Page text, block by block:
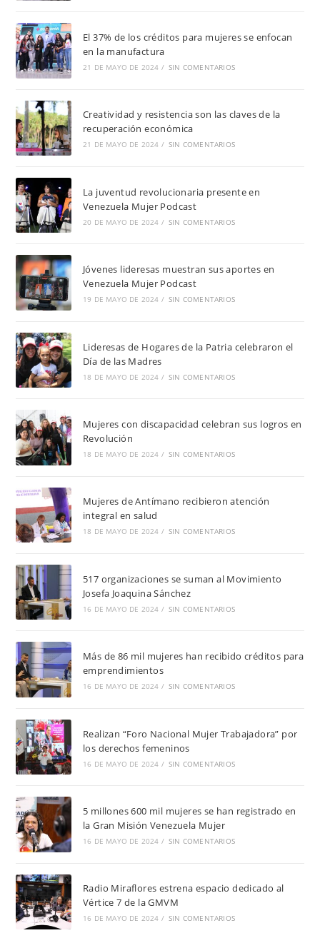
El 37% de los créditos para mujeres se enfocan
en la manufactura
21 DE MAYO DE 2024 / SIN COMENTARIOS
Creatividad y resistencia son las claves de la
recuperación económica
21 DE MAYO DE 2024 / SIN COMENTARIOS
La juventud revolucionaria presente en
Venezuela Mujer Podcast
20 DE MAYO DE 2024 / SIN COMENTARIOS
Jóvenes lideresas muestran sus aportes en
Venezuela Mujer Podcast
19 DE MAYO DE 2024 / SIN COMENTARIOS
Lideresas de Hogares de la Patria celebraron el
Día de las Madres
18 DE MAYO DE 2024 / SIN COMENTARIOS
Mujeres con discapacidad celebran sus logros en
Revolución
18 DE MAYO DE 2024 / SIN COMENTARIOS
Mujeres de Antímano recibieron atención
integral en salud
18 DE MAYO DE 2024 / SIN COMENTARIOS
517 organizaciones se suman al Movimiento
Josefa Joaquina Sánchez
16 DE MAYO DE 2024 / SIN COMENTARIOS
Más de 86 mil mujeres han recibido créditos para
emprendimientos
16 DE MAYO DE 2024 / SIN COMENTARIOS
Realizan “Foro Nacional Mujer Trabajadora” por
los derechos femeninos
16 DE MAYO DE 2024 / SIN COMENTARIOS
5 millones 600 mil mujeres se han registrado en
la Gran Misión Venezuela Mujer
16 DE MAYO DE 2024 / SIN COMENTARIOS
Radio Miraflores estrena espacio dedicado al
Vértice 7 de la GMVM
16 DE MAYO DE 2024 / SIN COMENTARIOS